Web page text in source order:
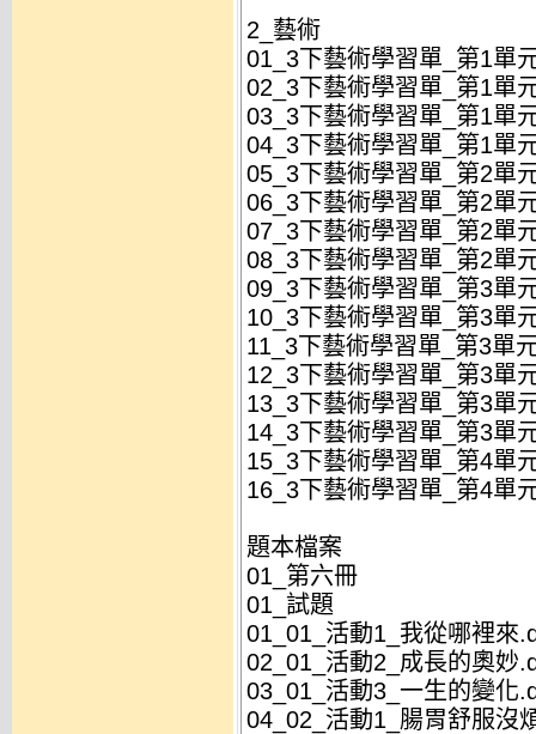
2_藝術
01_3下藝術學習單_第1單
02_3下藝術學習單_第1單
03_3下藝術學習單_第1單
04_3下藝術學習單_第1單
05_3下藝術學習單_第2單
06_3下藝術學習單_第2單
07_3下藝術學習單_第2單
08_3下藝術學習單_第2單
09_3下藝術學習單_第3單
10_3下藝術學習單_第3單
11_3下藝術學習單_第3單
12_3下藝術學習單_第3單
13_3下藝術學習單_第3單
14_3下藝術學習單_第3單
15_3下藝術學習單_第4單
16_3下藝術學習單_第4單
題本檔案
01_第六冊
01_試題
01_01_活動1_我從哪裡來
02_01_活動2_成長的奧妙
03_01_活動3_一生的變化
04_02_活動1_腸胃舒服沒